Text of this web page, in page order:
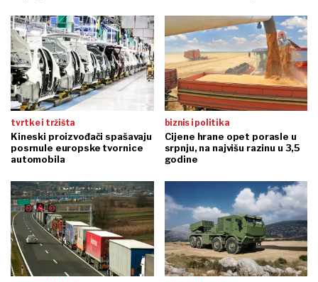
tvrtke i tržišta
Kineski proizvođači spašavaju
posrnule europske tvornice
automobila
biznis i politika
Cijene hrane opet porasle u
srpnju, na najvišu razinu u 3,5
godine